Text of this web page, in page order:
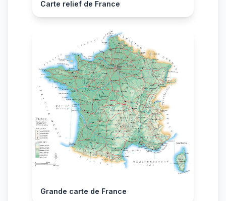
Carte relief de France
Grande carte de France